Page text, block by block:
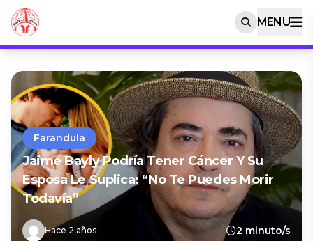
MENU
Farandula
Jaime Bayly Podría Tener Cáncer Y Su
Esposa Le Suplica: “No Te Puedes Morir
Todavía”
Hace 2 años 2 minuto/s